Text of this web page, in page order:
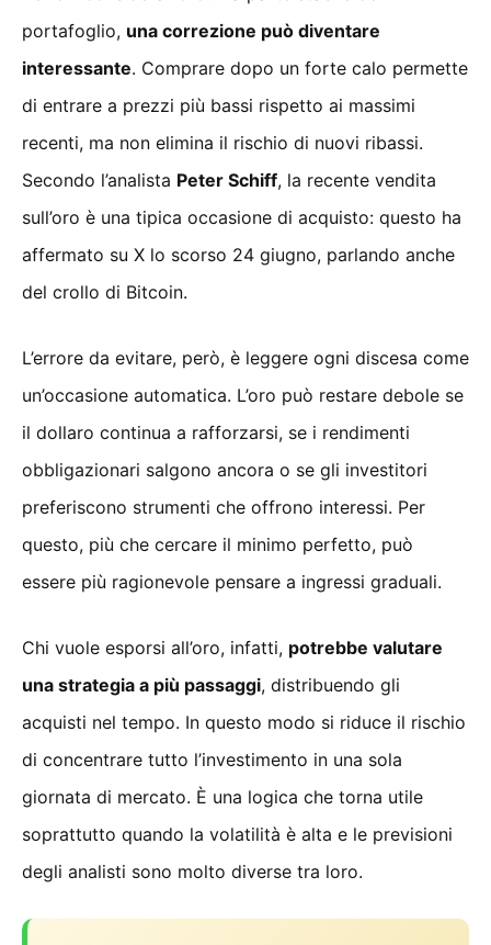
portafoglio, una correzione può diventare
interessante. Comprare dopo un forte calo permette
di entrare a prezzi più bassi rispetto ai massimi
recenti, ma non elimina il rischio di nuovi ribassi.
Secondo l’analista Peter Schiff, la recente vendita
sull’oro è una tipica occasione di acquisto: questo ha
affermato su X lo scorso 24 giugno, parlando anche
del crollo di Bitcoin.
L’errore da evitare, però, è leggere ogni discesa come
un’occasione automatica. L’oro può restare debole se
il dollaro continua a rafforzarsi, se i rendimenti
obbligazionari salgono ancora o se gli investitori
preferiscono strumenti che offrono interessi. Per
questo, più che cercare il minimo perfetto, può
essere più ragionevole pensare a ingressi graduali.
Chi vuole esporsi all’oro, infatti, potrebbe valutare
una strategia a più passaggi, distribuendo gli
acquisti nel tempo. In questo modo si riduce il rischio
di concentrare tutto l’investimento in una sola
giornata di mercato. È una logica che torna utile
soprattutto quando la volatilità è alta e le previsioni
degli analisti sono molto diverse tra loro.